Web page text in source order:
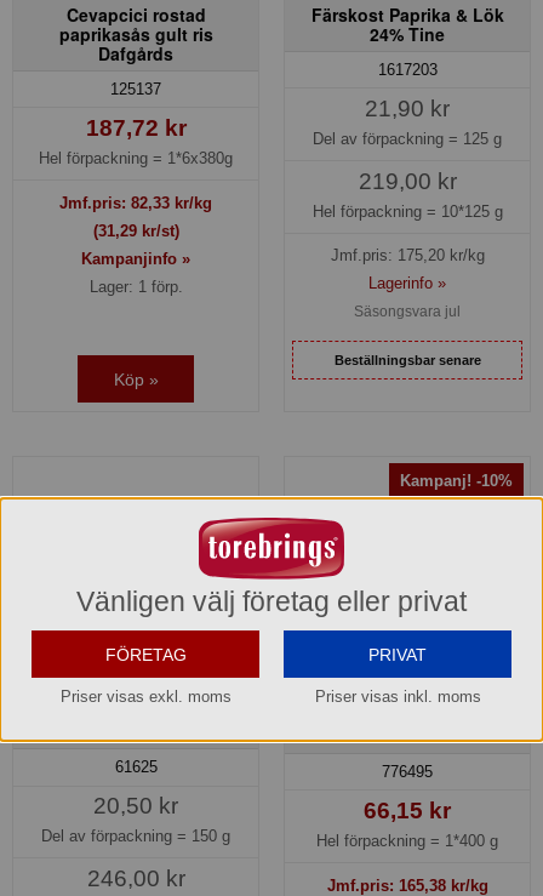
Cevapcici rostad
paprikasås gult ris
Dafgårds
125137
187,72 kr
Hel förpackning = 1*6x380g
Jmf.pris: 82,33 kr/kg
(31,29 kr/st)
Kampanjinfo »
Lager: 1 förp.
Köp »
Färskost Paprika & Lök
24% Tine
1617203
21,90 kr
Del av förpackning = 125 g
219,00 kr
Hel förpackning = 10*125 g
Jmf.pris: 175,20kr/kg
Lagerinfo »
Säsongsvara jul
Beställningsbar senare
61625
20,50 kr
Del av förpackning = 150 g
246,00 kr
Kampanj! -10%
Gooh!
776495
66,15 kr
Hel förpackning = 1*400 g
Jmf.pris: 165,38kr/kg
Vänligen välj företag eller privat
FÖRETAG
Priser visas exkl. moms
PRIVAT
Priser visas inkl. moms